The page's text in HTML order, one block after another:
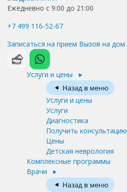
Ежедневно с 9:00 до 21:00
+7 499 116-52-67
Записаться на прием Вызов на дом
Услуги и цены
Услуги и цены
Услуги
Диагностика
Получить консультацию
Цены
Детская неврология
Комплексные программы
Врачи